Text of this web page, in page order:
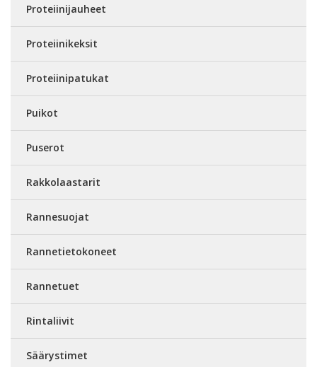
Proteiinijauheet
Proteiinikeksit
Proteiinipatukat
Puikot
Puserot
Rakkolaastarit
Rannesuojat
Rannetietokoneet
Rannetuet
Rintaliivit
Säärystimet